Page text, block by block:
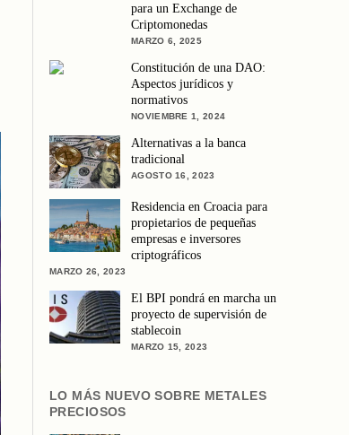
para un Exchange de
Criptomonedas
MARZO 6, 2025
Constitución de una DAO:
Aspectos jurídicos y
normativos
NOVIEMBRE 1, 2024
Alternativas a la banca
tradicional
AGOSTO 16, 2023
Residencia en Croacia para
propietarios de pequeñas
empresas e inversores
criptográficos
MARZO 26, 2023
El BPI pondrá en marcha un
proyecto de supervisión de
stablecoin
MARZO 15, 2023
LO MÁS NUEVO SOBRE METALES
PRECIOSOS